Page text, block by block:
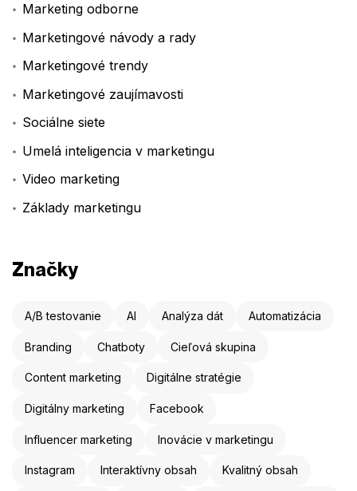
Marketing odborne
Marketingové návody a rady
Marketingové trendy
Marketingové zaujímavosti
Sociálne siete
Umelá inteligencia v marketingu
Video marketing
Základy marketingu
Značky
A/B testovanie AI Analýza dát Automatizácia
Branding Chatboty Cieľová skupina
Content marketing Digitálne stratégie
Digitálny marketing Facebook
Influencer marketing Inovácie v marketingu
Instagram Interaktívny obsah Kvalitný obsah